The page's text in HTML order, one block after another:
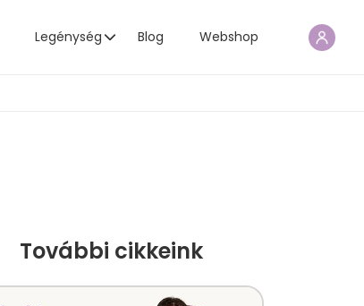
Legénység Blog Webshop
További cikkeink